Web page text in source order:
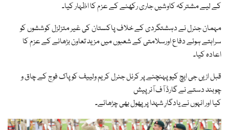
کے لیے مشترکہ کاوشیں جاری رکھنے کے عزم کا اظہار کیا۔
مہمان جنرل نے دہشتگردی کے خلاف پاکستان کی غیر متزلزل کوششوں کو
سراہتے ہوئے دفاع اورسلامتی کے شعبوں میں مزید تعاون بڑھانے کے عزم کا
اعادہ کیا۔
قبل ازیں جی ایچ کیو پہنچنے پر کرنل جنرل کریم ولییف کو پاک فوج کے چاق و
چوبند دستے نے گارڈ آف آنر پیش
کیا اور انہوں نے یادگارِ شہدا پر پھول بھی چڑھائے۔